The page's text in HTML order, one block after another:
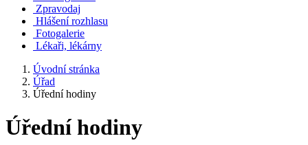
Zpravodaj
Hlášení rozhlasu
Fotogalerie
Lékaři, lékárny
Úvodní stránka
Úřad
Úřední hodiny
Úřední hodiny